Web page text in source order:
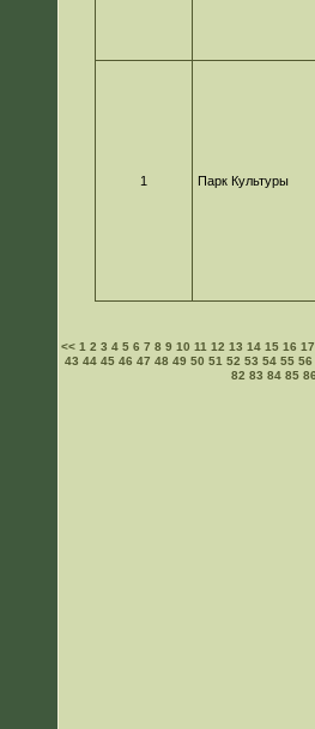
1 Парк Культуры
<<1 2 3 4 5 6 7 8 9 10 11 12 13 14 15 16 17
43 44 45 46 47 48 49 50 51 52 53 54 55 56
82 83 84 85